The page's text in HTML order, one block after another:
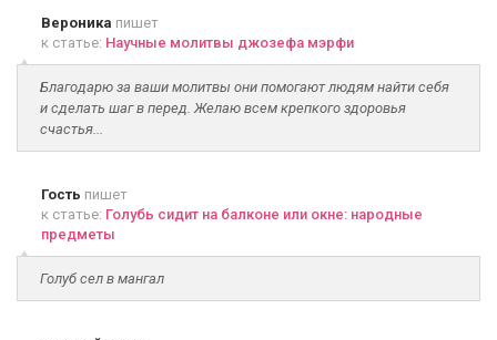
Вероника пишет
к статье: Научные молитвы джозефа мэрфи
Благодарю за ваши молитвы они помогают людям найти себя
и сделать шаг в перед. Желаю всем крепкого здоровья
счастья...
Гость пишет
к статье: Голубь сидит на балконе или окне: народные
предметы
Голуб сел в мангал